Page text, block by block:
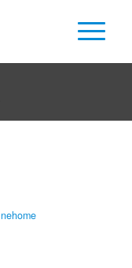
nehome